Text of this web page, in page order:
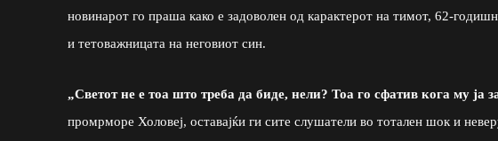
новинарот го праша како е задоволен од карактерот на тимот, 62-
и тетоважницата на неговиот син.
„Светот не е тоа што треба да биде, нели? Тоа го сфатив кога му ја
промрморе Холовеј, оставајќи ги сите слушатели во тотален шок и